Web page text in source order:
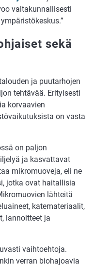
valtakunnallisesti
sekä
ja puutarhojen
tehtävää. Erityisesti
korvaavien
on vasta
on paljon
ja kasvattavat
mikromuoveja, eli ne
jotka ovat haitallisia
lähteitä
katemateriaalit,
lannoitteet ja
vaihtoehtoja.
verran biohajoavia